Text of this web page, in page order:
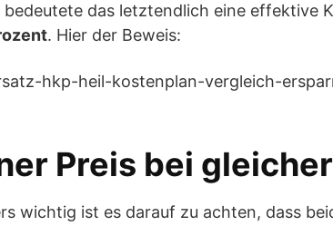
bedeutete das letztendlich eine effektive
. Hier der Beweis:
Preis bei
wichtig ist es darauf zu achten, dass